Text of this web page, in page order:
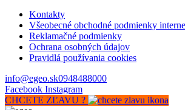
Kontakty
Všeobecné obchodné podmienky
Reklamačné podmienky
Ochrana osobných údajov
Pravidlá používania cookies
info@egeo.sk0948488000
Facebook Instagram
CHCETE ZĽAVU ?